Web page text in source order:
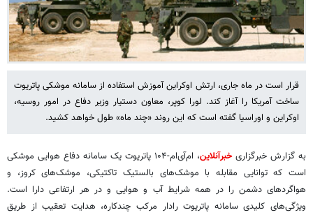
قرار است در ماه جاری، ارتش اوکراین آموزش استفاده از سامانه موشکی پاتریوت
ساخت آمریکا را آغاز کند. لورا کوپر، معاون دستیار وزیر دفاع در امور روسیه،
اوکراین و اوراسیا گفته است که این روند «چند ماه» طول خواهد کشید.
به گزارش خبرگزاریخبرآنلاین
، ام‌آی‌ام-۱۰۴ پاتریوت یک سامانه دفاع هوایی موشکی
است که توانایی مقابله با موشک‌های بالستیک تاکتیکی، موشک‌های کروز، و
هواگردهای دشمن را در همه شرایط آب و هوایی و در هر ارتفاعی دارا است.
ویژگی‌های کلیدی سامانه پاتریوت رادار مرکب چندکاره، هدایت تعقیب از طریق